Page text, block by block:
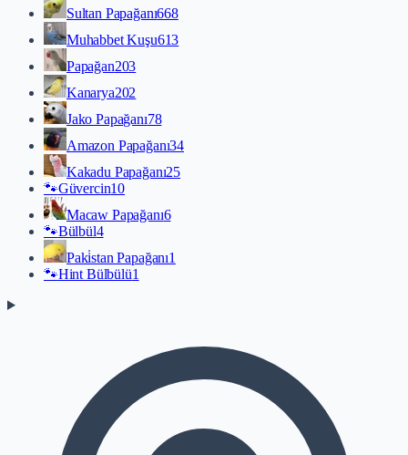
Sultan Papağanı668
Muhabbet Kuşu613
Papağan203
Kanarya202
Jako Papağanı78
Amazon Papağanı34
Kakadu Papağanı25
🐾Güvercin10
Macaw Papağanı6
🐾Bülbül4
Paki̇stan Papağanı1
🐾Hint Bülbülü1